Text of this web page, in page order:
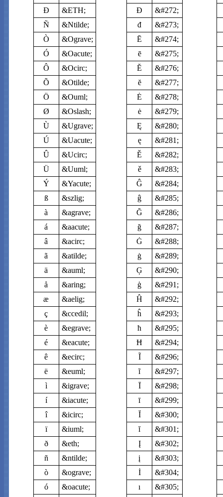
Ð
&ETH;
Ñ
&Ntilde;
Ò
&Ograve;
Ó
&Oacute;
Ô
&Ocirc;
Õ
&Otilde;
Ö
&Ouml;
Ø
&Oslash;
Ù
&Ugrave;
Ú
&Uacute;
Û
&Ucirc;
Ü
&Uuml;
Ý
&Yacute;
ß
&szlig;
à
&agrave;
á
&aacute;
â
&acirc;
ã
&atilde;
ä
&auml;
å
&aring;
æ
&aelig;
ç
&ccedil;
è
&egrave;
é
&eacute;
ê
&ecirc;
ë
&euml;
ì
&igrave;
í
&iacute;
î
&icirc;
ï
&iuml;
ð
&eth;
ñ
&ntilde;
ò
&ograve;
ó
&oacute;
Đ
&#272;
đ
&#273;
Ē
&#274;
ē
&#275;
Ĕ
&#276;
ĕ
&#277;
Ė
&#278;
ė
&#279;
Ę
&#280;
ę
&#281;
Ě
&#282;
ě
&#283;
Ĝ
&#284;
ĝ
&#285;
Ğ
&#286;
ğ
&#287;
Ġ
&#288;
ġ
&#289;
Ģ
&#290;
ģ
&#291;
Ĥ
&#292;
ĥ
&#293;
ħ
&#295;
Ħ
&#294;
Ĩ
&#296;
ĩ
&#297;
Ī
&#298;
ī
&#299;
Ĭ
&#300;
ĭ
&#301;
Į
&#302;
į
&#303;
İ
&#304;
ı
&#305;